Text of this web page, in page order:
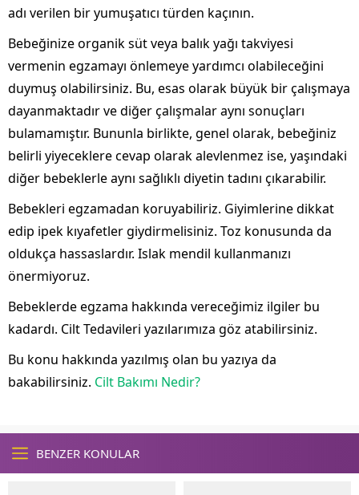
adı verilen bir yumuşatıcı türden kaçının.
Bebeğinize organik süt veya balık yağı takviyesi
vermenin egzamayı önlemeye yardımcı olabileceğini
duymuş olabilirsiniz. Bu, esas olarak büyük bir çalışmaya
dayanmaktadır ve diğer çalışmalar aynı sonuçları
bulamamıştır. Bununla birlikte, genel olarak, bebeğiniz
belirli yiyeceklere cevap olarak alevlenmez ise, yaşındaki
diğer bebeklerle aynı sağlıklı diyetin tadını çıkarabilir.
Bebekleri egzamadan koruyabiliriz. Giyimlerine dikkat
edip ipek kıyafetler giydirmelisiniz. Toz konusunda da
oldukça hassaslardır. Islak mendil kullanmanızı
önermiyoruz.
Bebeklerde egzama hakkında vereceğimiz ilgiler bu
kadardı. Cilt Tedavileri yazılarımıza göz atabilirsiniz.
Bu konu hakkında yazılmış olan bu yazıya da
bakabilirsiniz. Cilt Bakımı Nedir?
BENZER KONULAR